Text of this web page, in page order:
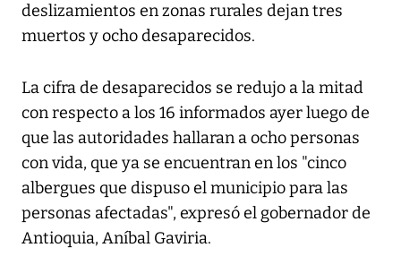
deslizamientos en zonas rurales dejan tres
muertos y ocho desaparecidos.
La cifra de desaparecidos se redujo a la mitad
con respecto a los 16 informados ayer luego de
que las autoridades hallaran a ocho personas
con vida, que ya se encuentran en los "cinco
albergues que dispuso el municipio para las
personas afectadas", expresó el gobernador de
Antioquia, Aníbal Gaviria.